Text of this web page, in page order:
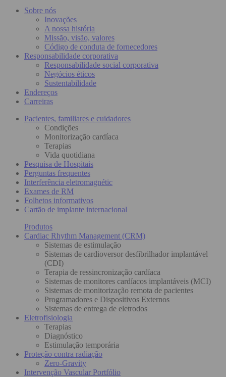
Sobre nós
Inovações
A nossa história
Missão, visão, valores
Código de conduta de fornecedores
Responsabilidade corporativa
Responsabilidade social corporativa
Negócios éticos
Sustentabilidade
Endereços
Carreiras
Pacientes, familiares e cuidadores
Condições
Monitorização cardíaca
Terapias
Vida quotidiana
Pesquisa de Hospitais
Perguntas frequentes
Interferência eletromagnétic
Exames de RM
Folhetos informativos
Cartão de implante internacional
Produtos
Cardiac Rhythm Management (CRM)
Sistemas de estimulação
Sistemas de cardioversor desfibrilhador implantável
(CDI)
Terapia de ressincronização cardíaca
Sistemas de monitores cardíacos implantáveis (MCI)
Sistemas de monitorização remota de pacientes
Programadores e Dispositivos Externos
Sistemas de entrega de eletrodos
Eletrofisiologia
Terapias
Diagnóstico
Estimulação temporária
Proteção contra radiação
Zero-Gravity
Intervenção Vascular Portfólio